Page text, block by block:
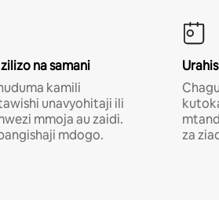
na samani
kamili
unavyohitaji ili
mmoja au zaidi.
mdogo.
za